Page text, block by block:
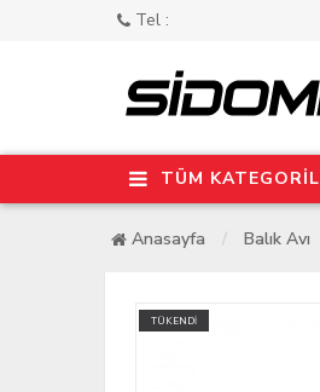
Tel :
TÜM
Anasayfa Balık Avı
TÜKENDİ